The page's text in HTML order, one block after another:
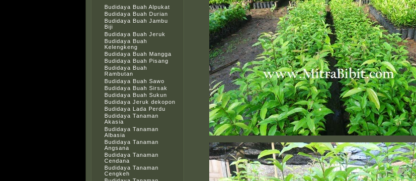
Budidaya Buah Alpukat
Budidaya Buah Durian
Budidaya Buah Jambu
Biji
Budidaya Buah Jeruk
Budidaya Buah
Kelengkeng
Budidaya Buah Mangga
Budidaya Buah Pisang
Budidaya Buah
Rambutan
Budidaya Buah Sawo
Budidaya Buah Sirsak
Budidaya Buah Sukun
Budidaya Jeruk dekopon
Budidaya Lada Perdu
Budidaya Tanaman
Akasia
Budidaya Tanaman
Albasia
Budidaya Tanaman
Angsana
Budidaya Tanaman
Cendana
Budidaya Tanaman
Cengkeh